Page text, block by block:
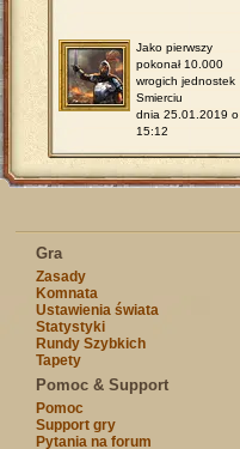
Jako pierwszy
pokonał 10.000
wrogich jednostek
Smierciu
dnia 25.01.2019 o
15:12
Gra
Zasady
Komnata
Ustawienia świata
Statystyki
Rundy Szybkich
Tapety
Pomoc & Support
Pomoc
Support gry
Pytania na forum